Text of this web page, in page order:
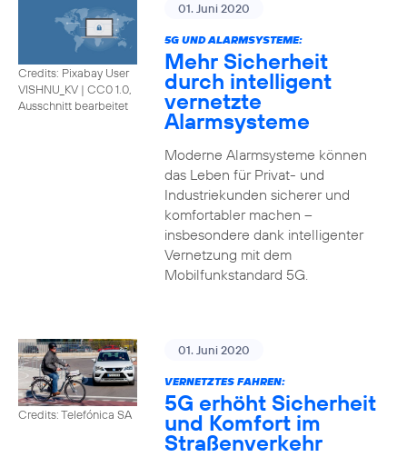
Credits: Pixabay User
VISHNU_KV | CC0 1.0,
Ausschnitt bearbeitet
01. Juni 2020
5G UND ALARMSYSTEME:
Mehr Sicherheit
durch intelligent
vernetzte
Alarmsysteme
Moderne Alarmsysteme können
das Leben für Privat- und
Industriekunden sicherer und
komfortabler machen –
insbesondere dank intelligenter
Vernetzung mit dem
Mobilfunkstandard 5G.
Credits: Telefónica SA
01. Juni 2020
VERNETZTES FAHREN:
5G erhöht Sicherheit
und Komfort im
Straßenverkehr